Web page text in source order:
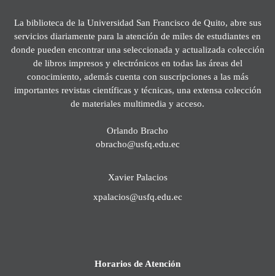
La biblioteca de la Universidad San Francisco de Quito, abre sus
servicios diariamente para la atención de miles de estudiantes en
donde pueden encontrar una seleccionada y actualizada colección
de libros impresos y electrónicos en todas las áreas del
conocimiento, además cuenta con suscripciones a las más
importantes revistas científicas y técnicas, una extensa colección
de materiales multimedia y acceso.
Orlando Bracho
obracho@usfq.edu.ec
Xavier Palacios
xpalacios@usfq.edu.ec
Horarios de Atención